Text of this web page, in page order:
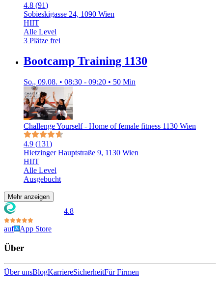
4.8 (91)
Sobieskigasse 24, 1090 Wien
HIIT
Alle Level
3 Plätze frei
Bootcamp Training 1130
So., 09.08. • 08:30 - 09:20 • 50 Min
Challenge Yourself - Home of female fitness 1130 Wien
4.9 (131)
Hietzinger Hauptstraße 9, 1130 Wien
HIIT
Alle Level
Ausgebucht
Mehr anzeigen
4.8
auf App Store
Über
Über unsBlogKarriereSicherheitFür Firmen